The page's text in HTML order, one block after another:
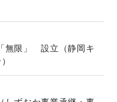
無限」 設立（静岡キ